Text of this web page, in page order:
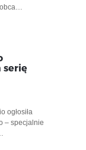
serię
ogłosiła
– specjalnie